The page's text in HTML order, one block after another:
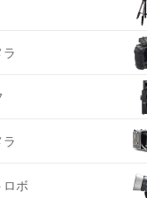
ドンケ）
（ゼンザブロニカ）
（オリンパス）
Ulm（シャハト）
（アクアパッツァ）
ラ
ロボ